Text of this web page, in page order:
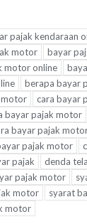
pajak kendaraan
motor
bayar
motor online
berapa bayar
motor
cara bayar
bayar pajak motor
bayar pajak
pajak motor
pajak
denda
pajak motor
motor
syarat
motor